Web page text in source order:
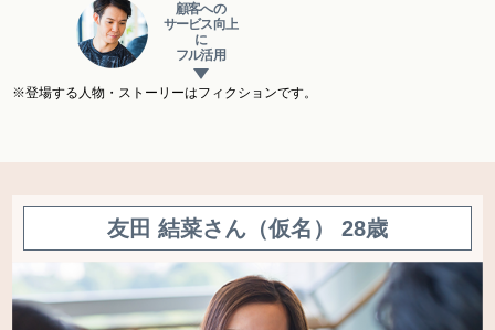
顧客への
サービス向上
に
フル活用
※登場する人物・ストーリーはフィクションです。
友田 結菜さん（仮名） 28歳